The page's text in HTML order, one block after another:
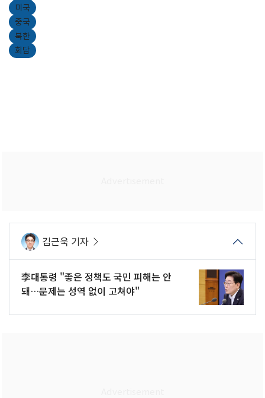
미국
중국
북한
회담
김근욱 기자
李대통령 "좋은 정책도 국민 피해는 안
돼…문제는 성역 없이 고쳐야"